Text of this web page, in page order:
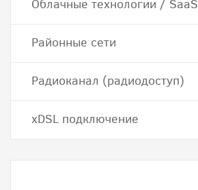
Облачные технологии / SaaS
Районные сети
Радиоканал (радиодоступ)
хDSL подключение